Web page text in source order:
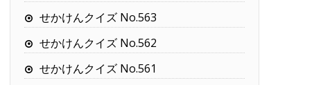
せかけんクイズ No.563
せかけんクイズ No.562
せかけんクイズ No.561